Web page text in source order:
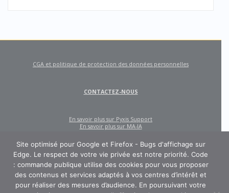
CGA et politique de protection des données personnelles
CONTACTEZ-NOUS
En savoir plus sur Pyxis Support
En savoir plus sur MA-IA
Site optimisé pour Google et Firefox - Bugs d'affichage sur
Edge. Le respect de votre vie privée est notre priorité. Code
: commande publique utilise des cookies pour vous proposer
des contenus et services adaptés à vos centres d’intérêt et
pour réaliser des mesures d’audience. En poursuivant votre